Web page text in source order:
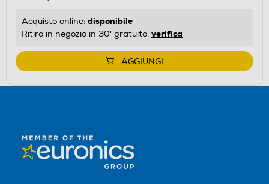
Acquisto online: disponibile
Ritiro in negozio in 30' gratuito: verifica
AGGIUNGI